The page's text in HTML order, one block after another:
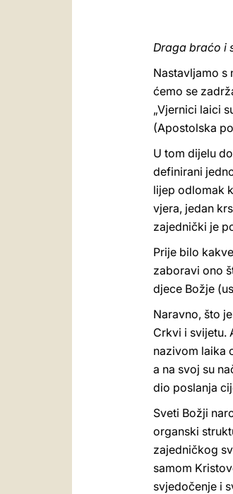
Draga braćo i
Nastavljamo s
ćemo se
„Vjernici laici
(Apostolska
U tom dijelu
definirani
lijep odlomak
vjera, jedan
zajednički je
Prije bilo
zaboravi ono
djece Božje
Naravno, što
Crkvi i svijetu.
nazivom laika
a na svoj su
dio poslanja
Sveti Božji
organski
zajedničkog
samom
svjedočenje i